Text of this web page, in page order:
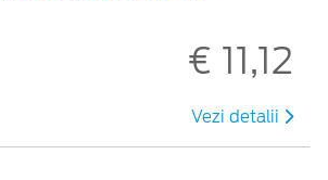
€ 11,12
Vezi detalii